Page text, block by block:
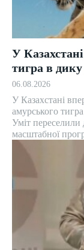
У
тигра в
06.08.2026
У Казахстані
амурського
Уміт переселили
масштабної